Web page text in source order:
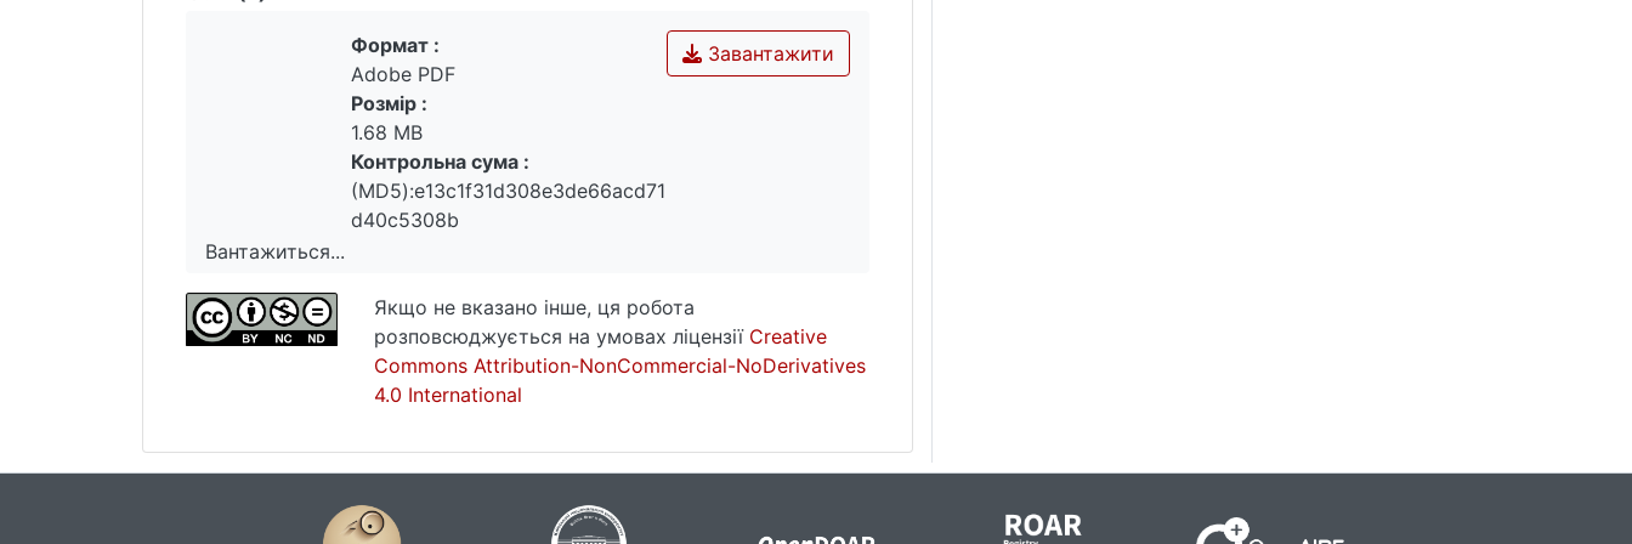
Вантажиться...
Вантажиться...
Завантажити
Формат :
Adobe PDF
Розмір :
1.68 MB
Контрольна сума :
(MD5):e13c1f31d308e3de66acd71
d40c5308b
Якщо не вказано інше, ця робота
розповсюджується на умовах ліцензії Creative
Commons Attribution-NonCommercial-NoDerivatives
4.0 International